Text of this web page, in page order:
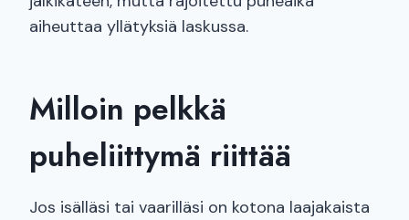
aiheuttaa yllätyksiä laskussa.
Milloin pelkkä
puheliittymä riittää
Jos isälläsi tai vaarilläsi on kotona laajakaista